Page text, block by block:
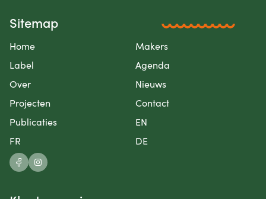
Sitemap
Home
Makers
Label
Agenda
Over
Nieuws
Projecten
Contact
Publicaties
EN
FR
DE